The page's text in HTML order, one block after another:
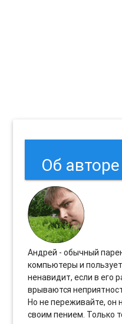
Об авторе
Андрей - обычный
компьютеры и
ненавидит, если в его
врываются
Но не переживайте, он
своим пением. Только